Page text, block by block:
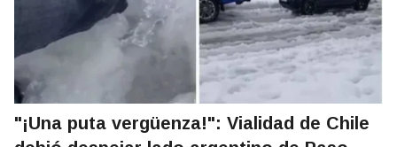
"¡Una puta vergüenza!": Vialidad de Chile